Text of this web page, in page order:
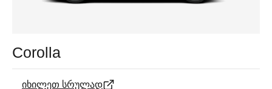
Corolla
იხილეთ სრულად